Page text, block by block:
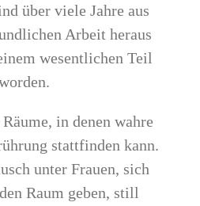
über viele Jahre aus
Arbeit heraus
wesentlichen Teil
in denen wahre
stattfinden kann.
unter Frauen, sich
Raum geben, still